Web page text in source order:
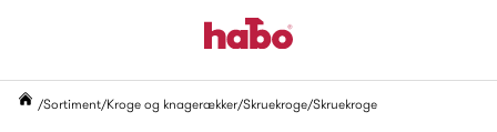
Sortiment Kroge og knagerækker Skruekroge Skruekroge